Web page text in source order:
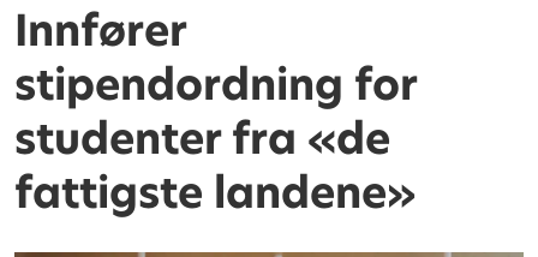
Innfører
stipendordning for
studenter fra «de
fattigste landene»